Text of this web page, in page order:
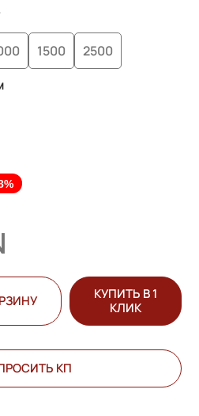
1500
2500
КУПИТЬ В 1
КЛИК
КП